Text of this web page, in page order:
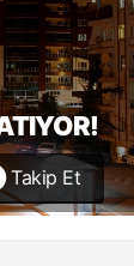
Takip Et